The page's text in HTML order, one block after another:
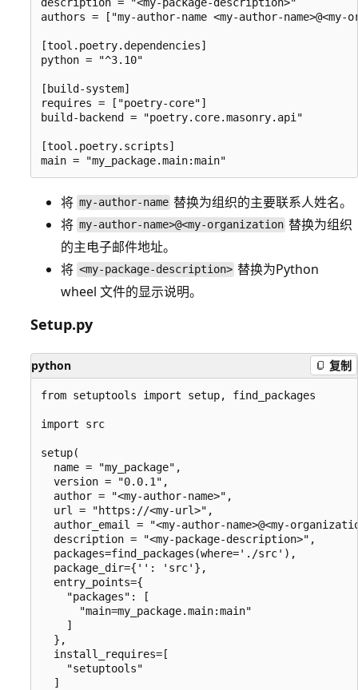
authors = ["my-author-name <my-author-
[tool.poetry.dependencies]
python = "^3.10"
[build-system]
requires = ["poetry-core"]
build-backend = "poetry.core.masonry.api"
[tool.poetry.scripts]
将 my-author-name 替换为组织的主要联系人姓名。
将 my-author-name>@<my-organization 替换为组织
的主电子邮件地址。
将 <my-package-description> 替换为Python
wheel 文件的显示说明。
Setup.py
python 复制
from setuptools import setup, find_packages
import src
setup(
  name = "my_package",
  version = "0.0.1",
  author = "<my-author-name>",
  url = "https://<my-url>",
author_email = "<my-author-name>@<my-
  description = "<my-package-description>",
  packages=find_packages(where='./src'),
  package_dir={'': 'src'},
  entry_points={
    "packages": [
      "main=my_package.main:main"
    ]
  },
  install_requires=[
    "setuptools"
  ]